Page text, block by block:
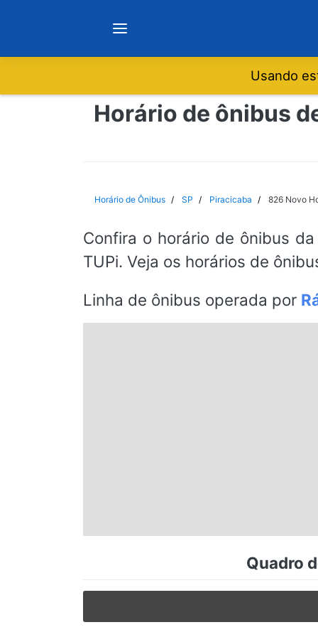
Notícias
São Paulo
Espírito Santo
Usando
Horário de ônibus
Horário de Ônibus SP Piracicaba 826 Novo
Confira o horário de ônibus da
TUPi. Veja os horários de
Linha de ônibus operada por
Quadro